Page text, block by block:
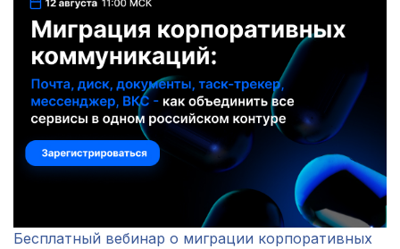
Бесплатный вебинар о миграции корпоративных